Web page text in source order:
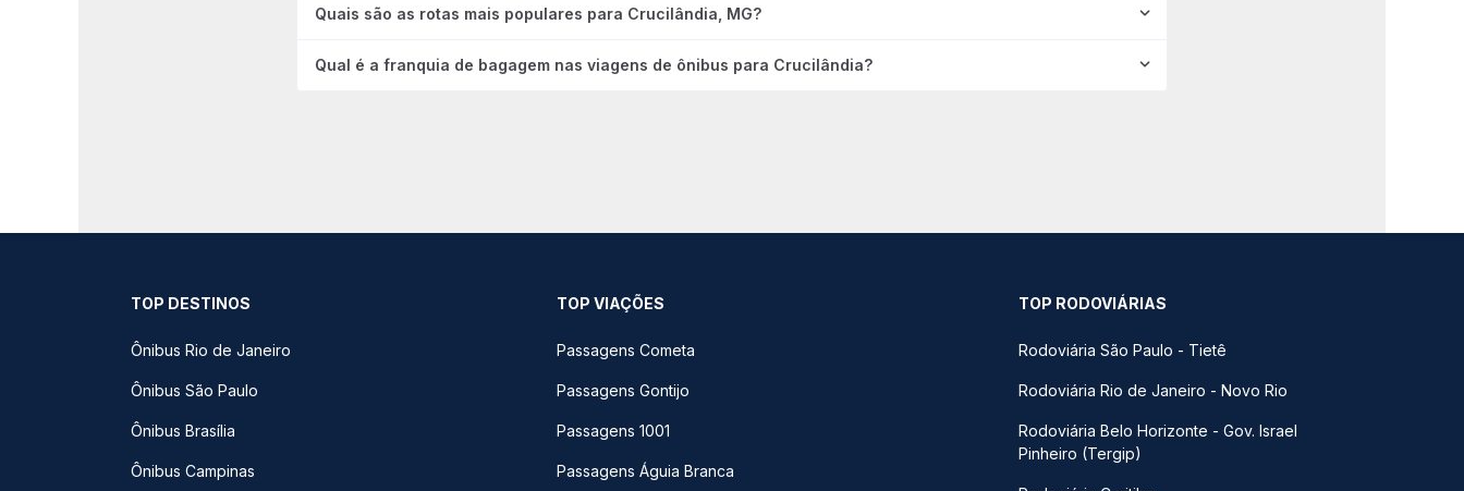
Quais são as rotas mais populares para Crucilândia, MG?
Qual é a franquia de bagagem nas viagens de ônibus para Crucilândia?
TOP DESTINOS
Ônibus Rio de Janeiro
Ônibus São Paulo
Ônibus Brasília
Ônibus Campinas
TOP VIAÇÕES
Passagens Cometa
Passagens Gontijo
Passagens 1001
Passagens Águia Branca
TOP RODOVIÁRIAS
Rodoviária São Paulo - Tietê
Rodoviária Rio de Janeiro - Novo Rio
Rodoviária Belo Horizonte - Gov. Israel
Pinheiro (Tergip)